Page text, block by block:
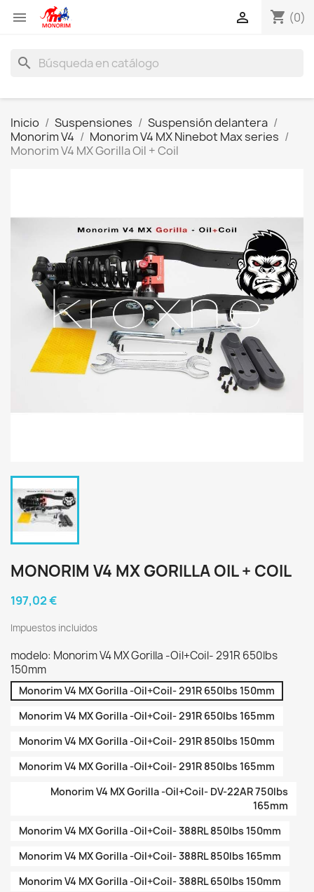
 shopping_cart (0)

search
Inicio Suspensiones
Suspensión delantera
Monorim V4
Monorim V4 MX Ninebot Max series
Monorim V4 MX Gorilla Oil + Coil
MONORIM V4 MX GORILLA OIL + COIL
197,02 €
Impuestos incluidos
modelo: Monorim V4 MX Gorilla -Oil+Coil- 291R 650lbs
150mm
Monorim V4 MX Gorilla -Oil+Coil- 291R 650lbs 150mm
Monorim V4 MX Gorilla -Oil+Coil- 291R 650lbs 165mm
Monorim V4 MX Gorilla -Oil+Coil- 291R 850lbs 150mm
Monorim V4 MX Gorilla -Oil+Coil- 291R 850lbs 165mm
Monorim V4 MX Gorilla -Oil+Coil- DV-22AR 750lbs
165mm
Monorim V4 MX Gorilla -Oil+Coil- 388RL 850lbs 150mm
Monorim V4 MX Gorilla -Oil+Coil- 388RL 850lbs 165mm
Monorim V4 MX Gorilla -Oil+Coil- 388RL 650lbs 150mm